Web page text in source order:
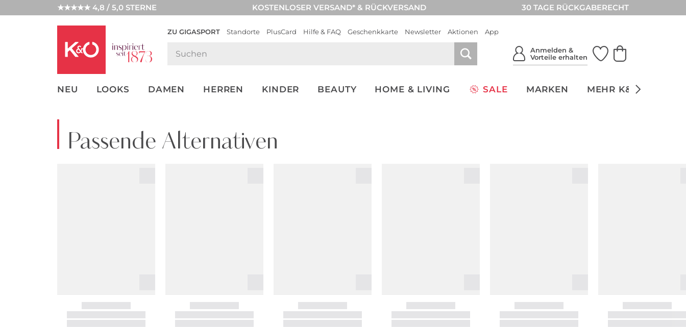
★★★★★ 4,8 / 5,0 STERNE KOSTENLOSER VERSAND* & RÜCKVERSAND 30 TAGE RÜCKGABERECHT
ZU GIGASPORT Standorte PlusCard Hilfe & FAQ Geschenkkarte Newsletter Aktionen App
Anmelden &
Vorteile erhalten
NEU LOOKS DAMEN HERREN KINDER BEAUTY HOME & LIVING SALE MARKEN MEHR K&Ö
UNSERE APP
CLICK &
Passende Alternativen